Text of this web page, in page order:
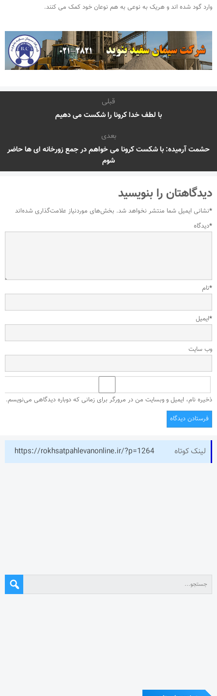
وارد گود شده اند و هریک به نوعی به هم نوعان خود کمک می کنند.
قبلی
با لطف خدا کرونا را شکست می دهیم
بعدی
حشمت آرمیده: با شکست کرونا می خواهم در جمع زورخانه ای ها حاضر
شوم
دیدگاهتان را بنویسید
نشانی ایمیل شما منتشر نخواهد شد. بخش‌های موردنیاز علامت‌گذاری شده‌اند
*
دیدگاه*
نام*
ایمیل*
وب‌ سایت
ذخیره نام، ایمیل و وبسایت من در مرورگر برای زمانی که دوباره دیدگاهی می‌نویسم.
لینک کوتاه https://rokhsatpahlevanonline.ir/?p=1264
نوشته‌های تازه